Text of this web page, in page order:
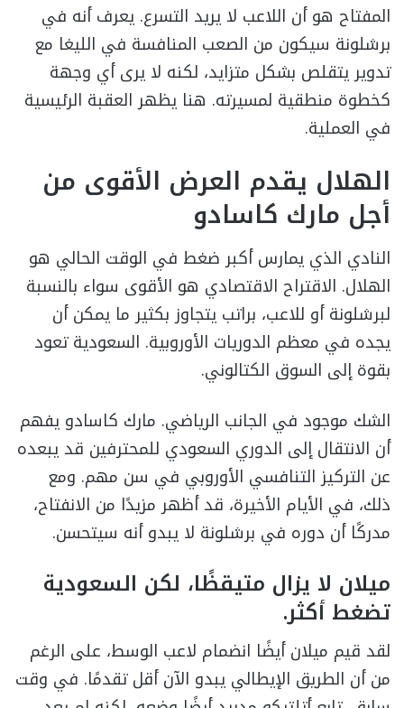
المفتاح هو أن اللاعب لا يريد التسرع. يعرف أنه في
برشلونة سيكون من الصعب المنافسة في الليغا مع
تدوير يتقلص بشكل متزايد، لكنه لا يرى أي وجهة
كخطوة منطقية لمسيرته. هنا يظهر العقبة الرئيسية
في العملية.
الهلال يقدم العرض الأقوى من
أجل مارك كاسادو
النادي الذي يمارس أكبر ضغط في الوقت الحالي هو
الهلال. الاقتراح الاقتصادي هو الأقوى سواء بالنسبة
لبرشلونة أو للاعب، براتب يتجاوز بكثير ما يمكن أن
يجده في معظم الدوريات الأوروبية. السعودية تعود
بقوة إلى السوق الكتالوني.
الشك موجود في الجانب الرياضي. مارك كاسادو يفهم
أن الانتقال إلى الدوري السعودي للمحترفين قد يبعده
عن التركيز التنافسي الأوروبي في سن مهم. ومع
ذلك، في الأيام الأخيرة، قد أظهر مزيدًا من الانفتاح،
مدركًا أن دوره في برشلونة لا يبدو أنه سيتحسن.
ميلان لا يزال متيقظًا، لكن السعودية
تضغط أكثر.
لقد قيم ميلان أيضًا انضمام لاعب الوسط، على الرغم
من أن الطريق الإيطالي يبدو الآن أقل تقدمًا. في وقت